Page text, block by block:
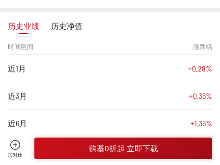
历史业绩 历史净值
时间区间 涨跌幅
近1月 +0.28%
近3月 +0.35%
近6月 +1.35%
近1年
加对比
购基0折起 立即下载